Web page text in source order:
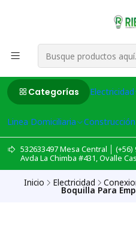
Categorías Electricidad
Linea Domiciliaria Construcción
532633497 Mesa Central │ (+56)
Avda La Chimba #431, Ovalle
Inicio Electricidad
Boquilla Para